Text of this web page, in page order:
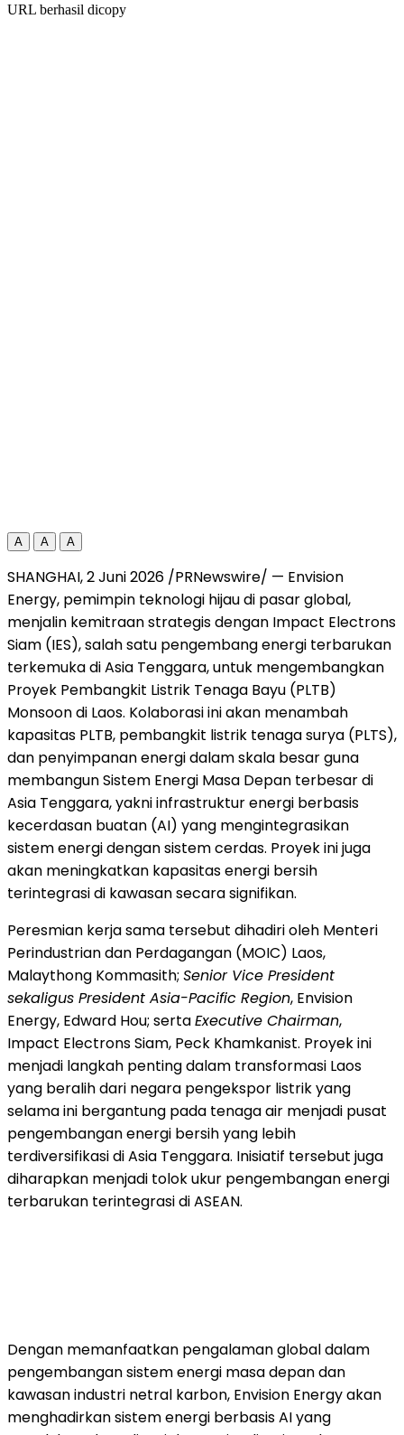
URL berhasil dicopy
A A A
SHANGHAI, 2 Juni 2026 /PRNewswire/ — Envision
Energy, pemimpin teknologi hijau di pasar global,
menjalin kemitraan strategis dengan Impact Electrons
Siam (IES), salah satu pengembang energi terbarukan
terkemuka di Asia Tenggara, untuk mengembangkan
Proyek Pembangkit Listrik Tenaga Bayu (PLTB)
Monsoon di Laos. Kolaborasi ini akan menambah
kapasitas PLTB, pembangkit listrik tenaga surya (PLTS),
dan penyimpanan energi dalam skala besar guna
membangun Sistem Energi Masa Depan terbesar di
Asia Tenggara, yakni infrastruktur energi berbasis
kecerdasan buatan (AI) yang mengintegrasikan
sistem energi dengan sistem cerdas. Proyek ini juga
akan meningkatkan kapasitas energi bersih
terintegrasi di kawasan secara signifikan.
Peresmian kerja sama tersebut dihadiri oleh Menteri
Perindustrian dan Perdagangan (MOIC) Laos,
Malaythong Kommasith; Senior Vice President
sekaligus President Asia-Pacific Region, Envision
Energy, Edward Hou; sertaExecutive Chairman,
Impact Electrons Siam, Peck Khamkanist. Proyek ini
menjadi langkah penting dalam transformasi Laos
yang beralih dari negara pengekspor listrik yang
selama ini bergantung pada tenaga air menjadi pusat
pengembangan energi bersih yang lebih
terdiversifikasi di Asia Tenggara. Inisiatif tersebut juga
diharapkan menjadi tolok ukur pengembangan energi
terbarukan terintegrasi di ASEAN.
Dengan memanfaatkan pengalaman global dalam
pengembangan sistem energi masa depan dan
kawasan industri netral karbon, Envision Energy akan
menghadirkan sistem energi berbasis AI yang